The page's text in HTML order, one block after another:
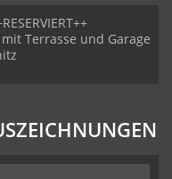
Terrasse und Garage